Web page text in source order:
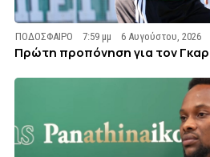
ΠΟΔΟΣΦΑΙΡΟ 7:59 μμ 6 Αυγούστου, 2026
Πρώτη προπόνηση για τον